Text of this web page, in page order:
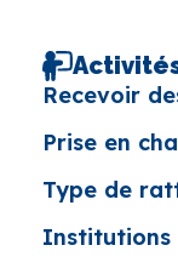
Recevoir
Prise en
Type de
Institutions